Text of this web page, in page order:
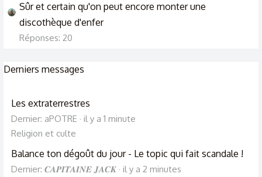
Sûr et certain qu'on peut encore monter une
discothèque d'enfer
Réponses: 20
Derniers messages
Les extraterrestres
Dernier: aPOTRE
il y a 1 minute
Religion et culte
Balance ton dégoût du jour - Le topic qui fait scandale !
Dernier: 𝑪𝑨𝑷𝑰𝑻𝑨𝑰𝑵𝑬 𝑱𝑨𝑪𝑲 il y a 2 minutes